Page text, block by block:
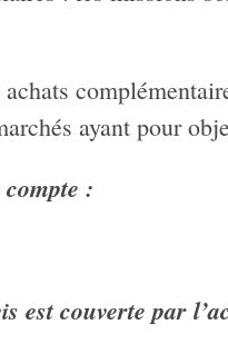
ayant pour
:
est couverte par